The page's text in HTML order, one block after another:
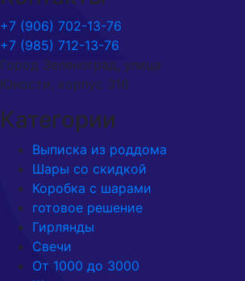
+7 (906) 702-13-76
+7 (985) 712-13-76
Город Зеленоград, улица
Юности, корпус 316
Категории
Выписка из роддома
Шары со скидкой
Коробка с шарами
готовое решение
Гирлянды
Свечи
От 1000 до 3000